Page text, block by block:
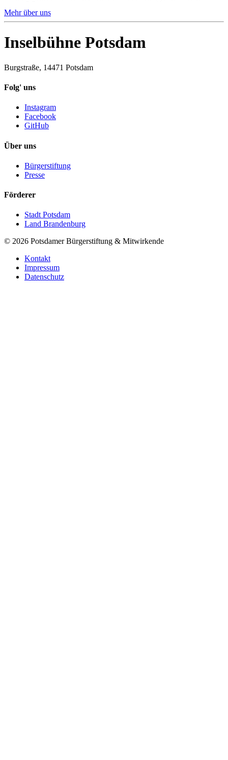
Mehr über uns
Inselbühne Potsdam
Burgstraße, 14471 Potsdam
Folg' uns
Instagram
Facebook
GitHub
Über uns
Bürgerstiftung
Presse
Förderer
Stadt Potsdam
Land Brandenburg
© 2026 Potsdamer Bürgerstiftung & Mitwirkende
Kontakt
Impressum
Datenschutz